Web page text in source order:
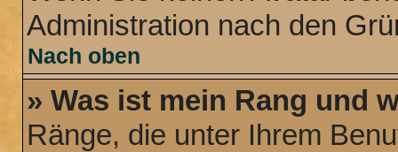
Administration nach den
Nach oben
» Was ist mein Rang und
Ränge, die unter Ihrem